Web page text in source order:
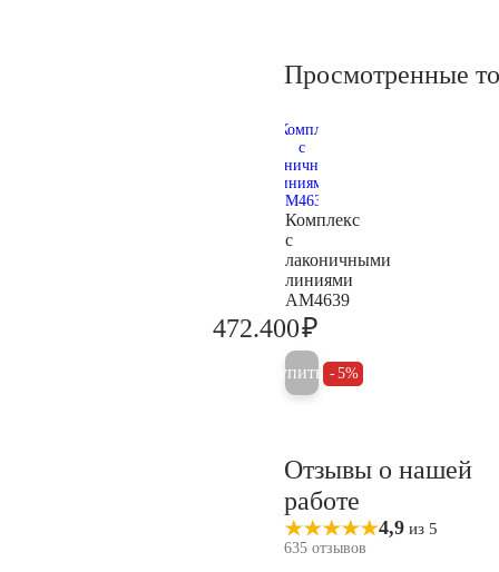
Просмотренные
Комплекс
с
лаконичными
линиями
AM4639
472.400₽
Купить 5%
Отзывы о нашей
работе
4,9 из 5
635 отзывов